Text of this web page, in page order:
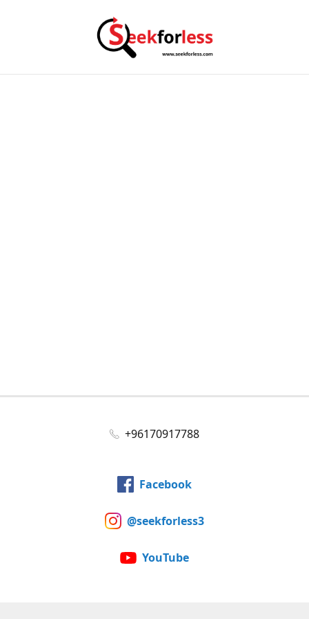
+96170917788
Facebook
@seekforless3
YouTube